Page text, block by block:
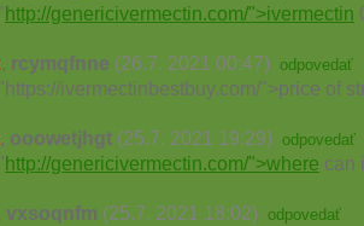
http://genericivermectin.com/">ivermectin
, rcymqfnne (26.7. 2021 00:47) odpovedať
ivermectinbestbuy.com/">price of
, ooowetjhgt (25.7. 2021 19:29) odpovedať
http://genericivermectin.com/">where can
vxsoqnfm (25.7. 2021 18:02) odpovedať